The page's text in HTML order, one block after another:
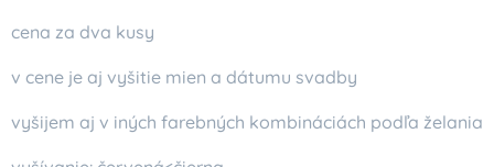
cena za dva kusy
v cene je aj vyšitie mien a dátumu svadby
vyšijem aj v iných farebných kombináciách podľa želania